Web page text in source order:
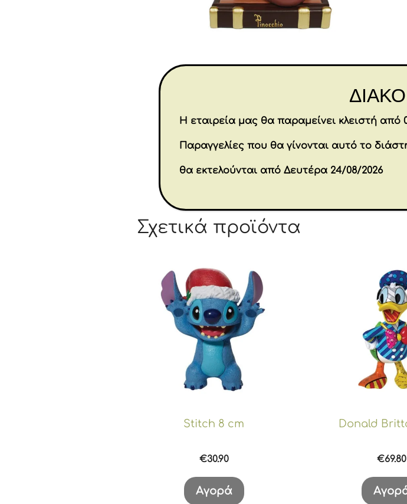
Διαστάσεις
Brands
Εταιρία
Σχετικά προϊόντα
Stitch 8 cm
€30.90
Αγορά
Donald
€69.80
Η εταιρεία μας θα παραμείνει κλειστή από
Παραγγελίες που θα γίνονται αυτό το
θα εκτελούνται από Δευτέρα 24/08/2026